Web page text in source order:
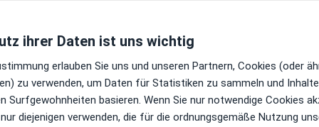
meiner Orthopädischen Praxis in
ihrer Daten ist uns wichtig
erlauben Sie uns und unseren Partnern, Cookies (oder
zu verwenden, um Daten für Statistiken zu sammeln und
Surfgewohnheiten basieren. Wenn Sie nur notwendige Cookies
diejenigen verwenden, die für die ordnungsgemäße Nutzung